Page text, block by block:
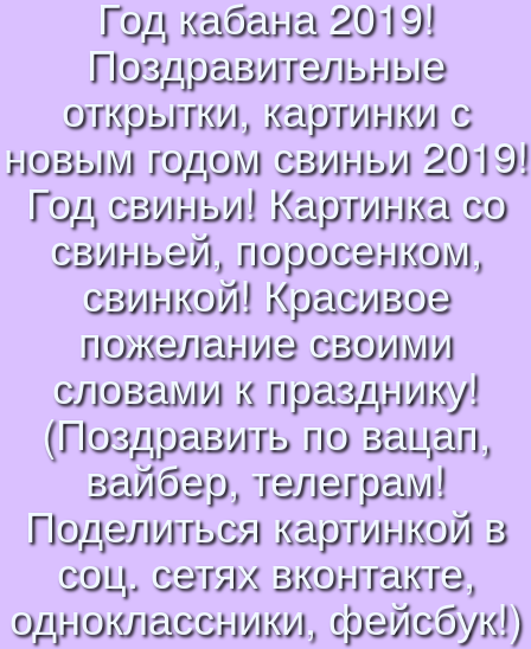
Год кабана 2019!
Поздравительные
открытки, картинки с
новым годом свиньи 2019!
Год свиньи! Картинка со
свиньей, поросенком,
свинкой! Красивое
пожелание своими
словами к празднику!
(Поздравить по вацап,
вайбер, телеграм!
Поделиться картинкой в
соц. сетях вконтакте,
одноклассники, фейсбук!)